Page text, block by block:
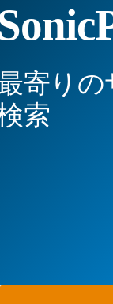
寄りの
索